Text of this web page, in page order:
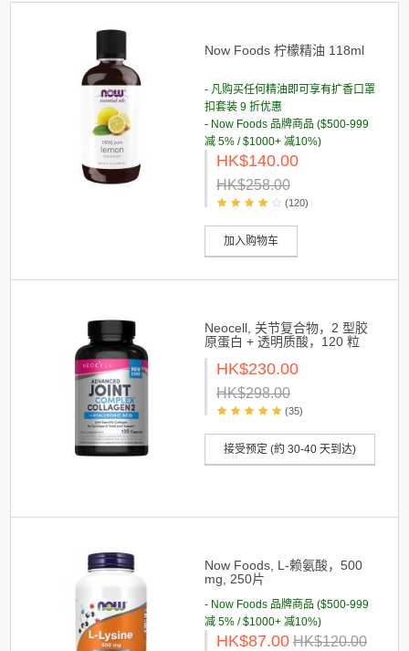
Now Foods 柠檬精油 118ml
- 凡购买任何精油即可享有扩香口罩
扣套装 9 折优惠
- Now Foods 品牌商品 ($500-999
减 5% / $1000+ 减10%)
HK$140.00
HK$258.00
(120)
加入购物车
Neocell, 关节复合物，2 型胶
原蛋白 + 透明质酸，120 粒
HK$230.00
HK$298.00
(35)
接受预定 (約 30-40 天到达)
Now Foods, L-赖氨酸，500
mg, 250片
- Now Foods 品牌商品 ($500-999
减 5% / $1000+ 减10%)
HK$87.00 HK$120.00